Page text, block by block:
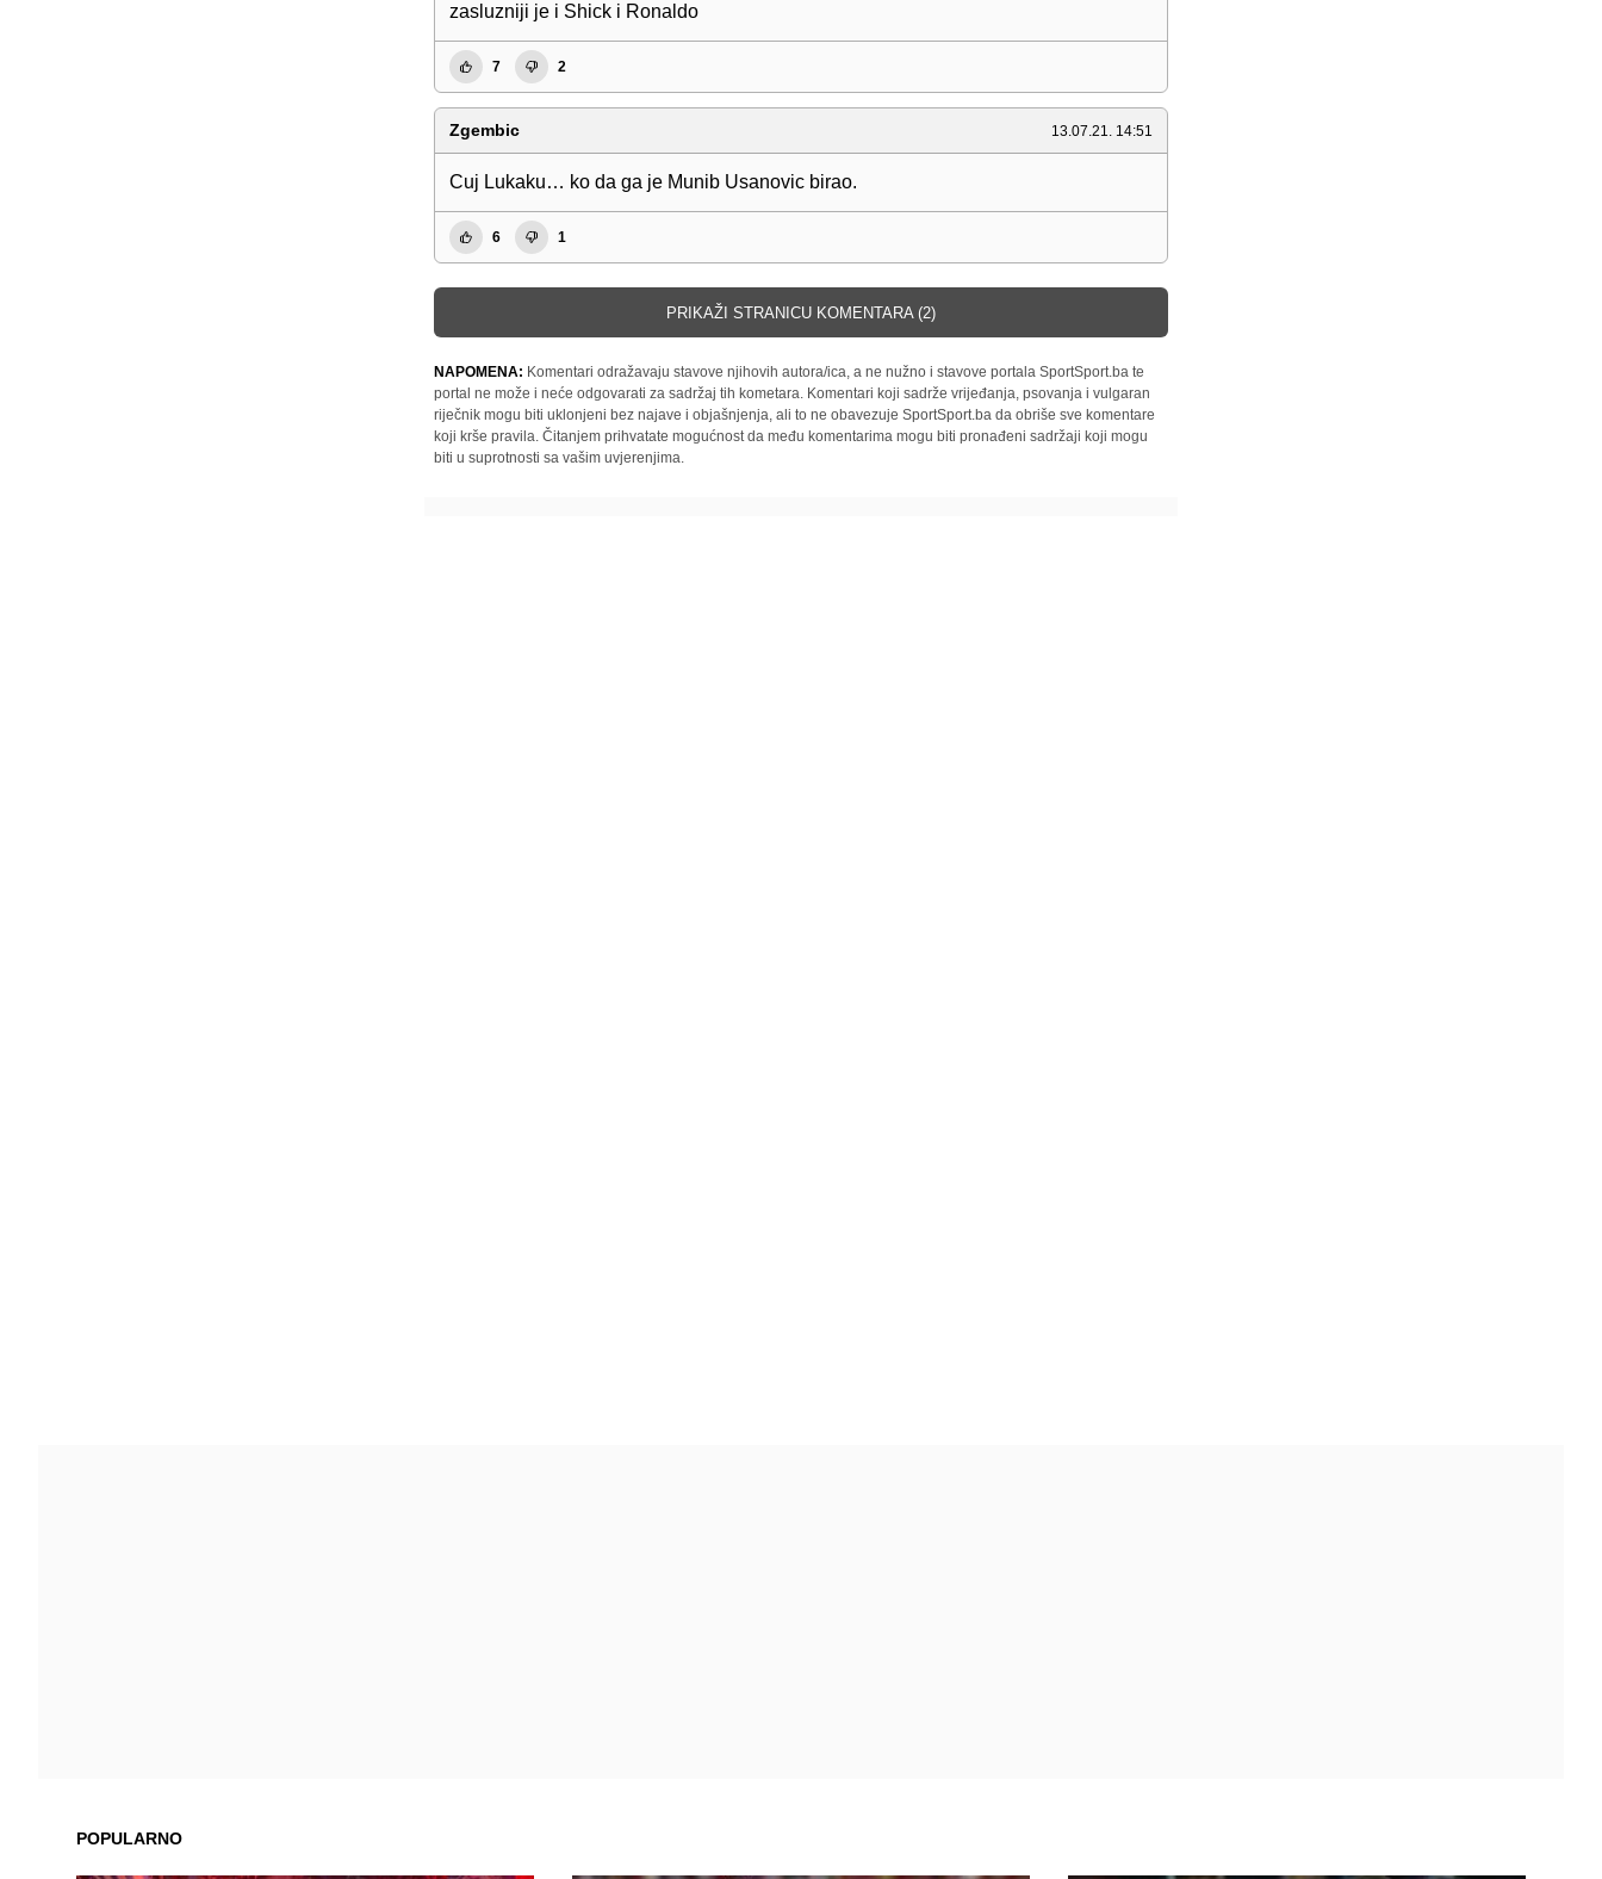
zasluzniji je i Shick i Ronaldo
7 2
Zgembic 13.07.21. 14:51
Cuj Lukaku… ko da ga je Munib Usanovic birao.
6 1
PRIKAŽI STRANICU KOMENTARA (2)
NAPOMENA: Komentari odražavaju stavove njihovih autora/ica, a ne nužno i stavove portala SportSport.ba te
portal ne može i neće odgovarati za sadržaj tih kometara. Komentari koji sadrže vrijeđanja, psovanja i vulgaran
riječnik mogu biti uklonjeni bez najave i objašnjenja, ali to ne obavezuje SportSport.ba da obriše sve komentare
koji krše pravila. Čitanjem prihvatate mogućnost da među komentarima mogu biti pronađeni sadržaji koji mogu
biti u suprotnosti sa vašim uvjerenjima.
POPULARNO